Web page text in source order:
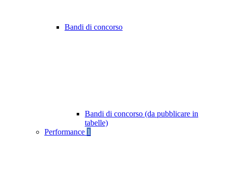
Bandi di concorso
Bandi di concorso (da pubblicare in
tabelle)
Performance 1